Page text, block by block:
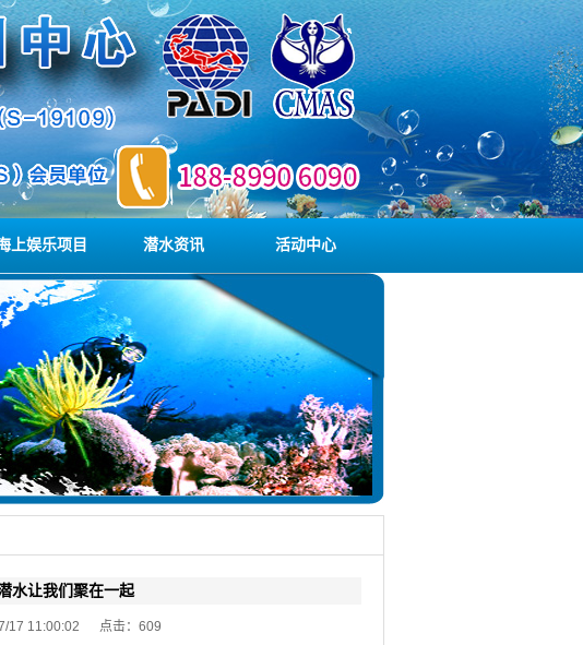
上娱乐项目 潜水资讯 活动中心
水让我们聚在一起
17 11:00:02 点击： 609